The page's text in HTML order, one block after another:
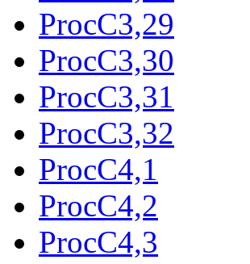
ProcC3,29
ProcC3,30
ProcC3,31
ProcC3,32
ProcC4,1
ProcC4,2
ProcC4,3